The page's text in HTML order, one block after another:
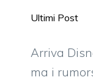
Ultimi Post
Arriva
ma i